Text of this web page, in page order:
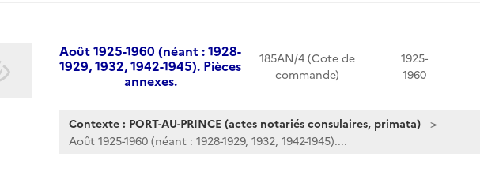
Août 1925-1960 (néant : 1928-
1929, 1932, 1942-1945). Pièces
annexes.
185AN/4 (Cote de
commande)
1925-
1960
Contexte : PORT-AU-PRINCE (actes notariés consulaires, primata)
Août 1925-1960 (néant : 1928-1929, 1932, 1942-1945)....